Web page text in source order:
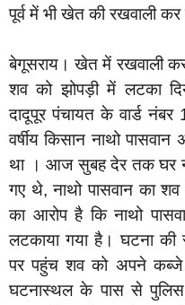
पूर्व में भी खेत की रखवाली कर
बेगूसराय। खेत में रखवाली
शव को झोपड़ी में लटका
दादूपूर पंचायत के वार्ड
वर्षीय किसान नाथो
था । आज सुबह देर तक घर
गए थे, नाथो पासवान का
का आरोप है कि नाथो
लटकाया गया है। घटना की
पर पहुंच शव को अपने
घटनास्थल के पास से